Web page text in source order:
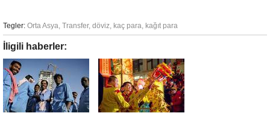
Tegler: Orta Asya, Transfer, döviz, kaç para, kağıt para
İligili haberler: